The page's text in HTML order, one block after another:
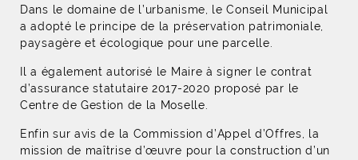
Dans le domaine de l’urbanisme, le Conseil Municipal
a adopté le principe de la préservation patrimoniale,
paysagère et écologique pour une parcelle.
Il a également autorisé le Maire à signer le contrat
d’assurance statutaire 2017-2020 proposé par le
Centre de Gestion de la Moselle.
Enfin sur avis de la Commission d’Appel d’Offres, la
mission de maîtrise d’œuvre pour la construction d’un